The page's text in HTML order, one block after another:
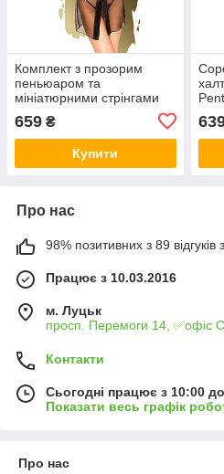
Комплект з прозорим
пеньюаром та
мініатюрними стрінгами
Mirage Black S/L
659 ₴
Купити
Про нас
98% позитивних з 89 відгуків
Працює з 10.03.2016
м. Луцьк
просп. Перемоги 14, ✅офіс
Контакти
Сьогодні працює з 10:00
Показати весь графік
Про нас